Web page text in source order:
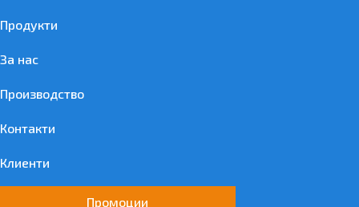
Продукти
За нас
Производство
Контакти
Клиенти
Промоции